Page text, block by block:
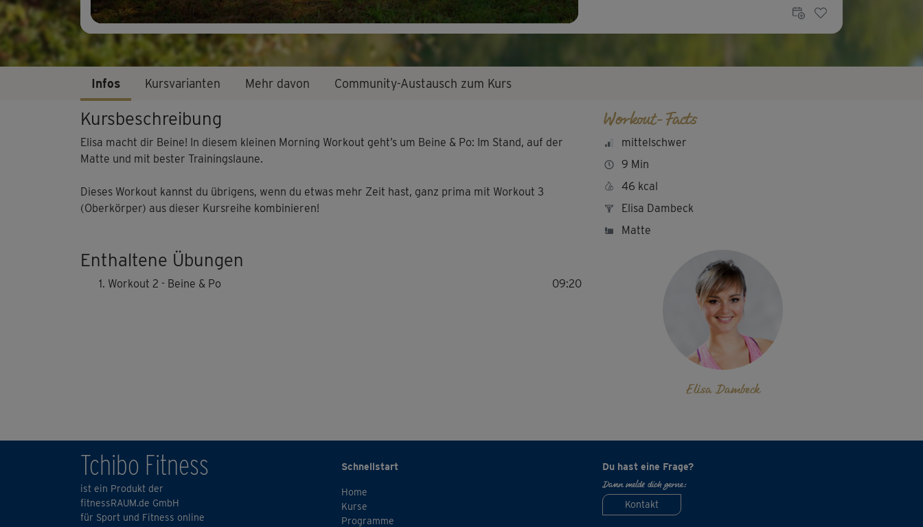
Gefällt mir gut, kurz und knapp genau richtig
Infos Kursvarianten Mehr davon Community-Austausch zum Kurs
Kursbeschreibung
Elisa macht dir Beine! In diesem kleinen Morning Workout geht’s um Beine & Po: Im Stand, auf der
Matte und mit bester Trainingslaune.
Dieses Workout kannst du übrigens, wenn du etwas mehr Zeit hast, ganz prima mit Workout 3
(Oberkörper) aus dieser Kursreihe kombinieren!
Enthaltene Übungen
Workout 2 - Beine & Po 09:20
Workout-Facts
mittelschwer
9 Min
46 kcal
Elisa Dambeck
Matte
Elisa Dambeck
Tchibo Fitness
ist ein Produkt der
fitnessRAUM.de GmbH
für Sport und Fitness online
Schnellstart
Home
Kurse
Programme
Du hast eine Frage?
Dann melde dich gerne:
Kontakt